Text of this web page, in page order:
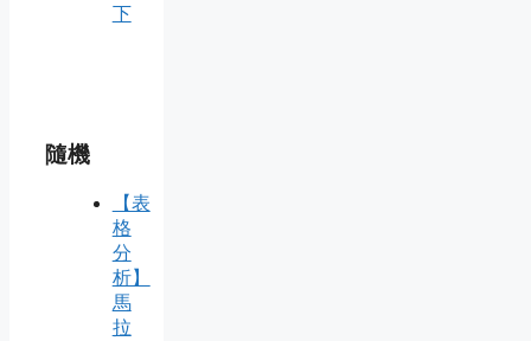
下
隨機
【表
格
分
析】
馬
拉